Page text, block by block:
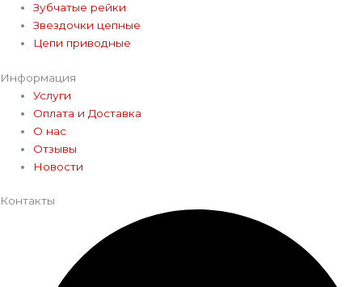
Зубчатые рейки
Звездочки цепные
Цепи приводные
Информация
Услуги
Оплата и Доставка
О нас
Отзывы
Новости
Контакты